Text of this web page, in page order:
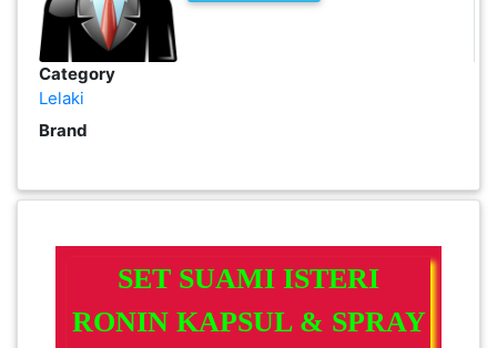
Category
Lelaki
Brand
SET SUAMI ISTERI
RONIN KAPSUL & SPRAY
PEKERJAAN(0)
SERVIS(17)
BENDA(1)
KEPERLUAN(16)